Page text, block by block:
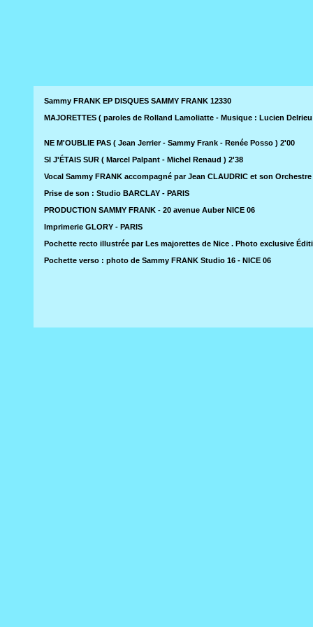
Sammy FRANK EP DISQUES SAMMY FRANK 12330
MAJORETTES ( paroles de Rolland Lamoliatte - Musique : Lucien
NE M'OUBLIE PAS ( Jean Jerrier - Sammy Frank - Renée Posso ) 2'00
SI J'ÉTAIS SUR ( Marcel Palpant - Michel Renaud ) 2'38
Vocal Sammy FRANK accompagné par Jean CLAUDRIC et son Orchestre
Prise de son : Studio BARCLAY - PARIS
PRODUCTION SAMMY FRANK - 20 avenue Auber NICE 06
Imprimerie GLORY - PARIS
Pochette recto illustrée par Les majorettes de Nice . Photo exclusive
Pochette verso : photo de Sammy FRANK Studio 16 - NICE 06